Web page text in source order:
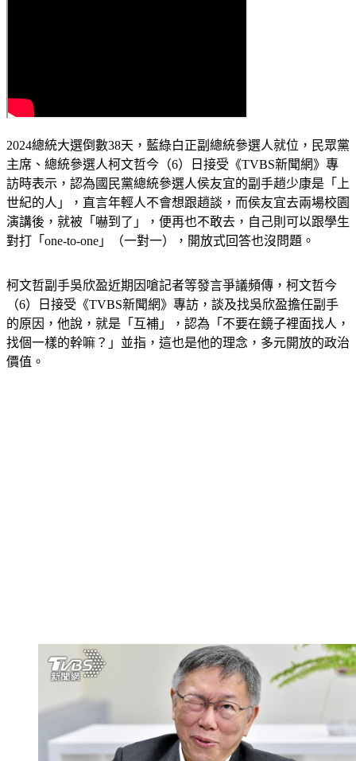
2024總統大選倒數38天，藍綠白正副總統參選人就位，民眾黨
主席、總統參選人柯文哲今（6）日接受《TVBS新聞網》專
訪時表示，認為國民黨總統參選人侯友宜的副手趙少康是「上
世紀的人」，直言年輕人不會想跟趙談，而侯友宜去兩場校園
演講後，就被「嚇到了」，便再也不敢去，自己則可以跟學生
對打「one-to-one」（一對一），開放式回答也沒問題。
柯文哲副手吳欣盈近期因嗆記者等發言爭議頻傳，柯文哲今
（6）日接受《TVBS新聞網》專訪，談及找吳欣盈擔任副手
的原因，他說，就是「互補」，認為「不要在鏡子裡面找人，
找個一樣的幹嘛？」並指，這也是他的理念，多元開放的政治
價值。